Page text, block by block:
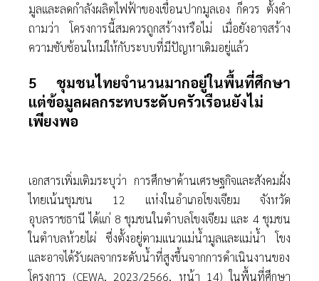
มูลและลดกําลังผลิตไฟฟ้าของเขื่อนปากมูลเอง ก็ควร ตั้งคํา
ถามว่า โครงการนี้สมควรถูกสร้างหรือไม่ เมื่อยังอาจสร้าง
ความซับซ้อนใหม่ให้กับระบบที่มีปัญหาเดิมอยู่แล้ว
5 ชุมชนไทยจํานวนมากอยู่ในพื้นที่ศึกษา
แต่ข้อมูลผลกระทบระดับครัวเรือนยังไม่
เพียงพอ
เอกสารเพิ่มเติมระบุว่า การศึกษาด้านเศรษฐกิจและสังคมฝั่ง
ไทยเน้นชุมชน 12 แห่งในอําเภอโขงเจียม จังหวัด
อุบลราชธานี ได้แก่ 8 ชุมชนในตําบลโขงเจียม และ 4 ชุมชน
ในตําบลห้วยไผ่ ซึ่งตั้งอยู่ตามแนวแม่นํ้ามูลและแม่นํ้า โขง
และอาจได้รับผลจากระดับนํ้าที่สูงขึ้นจากการดําเนินงานของ
โครงการ (CEWA, 2023/2566, หน้า 14) ในพื้นที่ศึกษา